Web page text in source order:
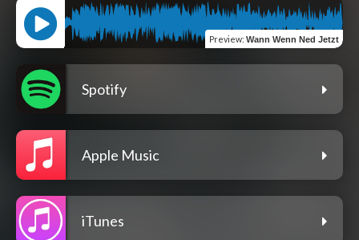
Preview: Wann Wenn Ned Jetzt
Spotify
Apple Music
iTunes